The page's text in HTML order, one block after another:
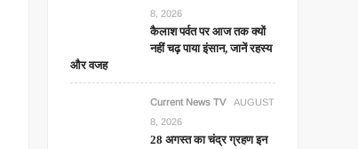
8, 2026
कैलाश पर्वत पर आज तक क्यों
नहीं चढ़ पाया इंसान, जानें रहस्य
और वजह
Current News TV
AUGUST
8, 2026
28 अगस्त का चंद्र ग्रहण इन